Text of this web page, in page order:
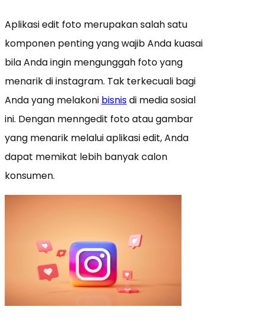
Aplikasi edit foto merupakan salah satu
komponen penting yang wajib Anda kuasai
bila Anda ingin mengunggah foto yang
menarik di instagram. Tak terkecuali bagi
Anda yang melakoni bisnisdi media sosial
ini. Dengan menngedit foto atau gambar
yang menarik melalui aplikasi edit, Anda
dapat memikat lebih banyak calon
konsumen.